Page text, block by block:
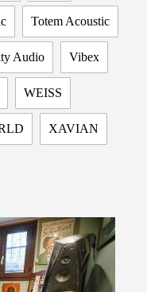
Totem Acoustic
Audio Vibex
WEISS
XAVIAN